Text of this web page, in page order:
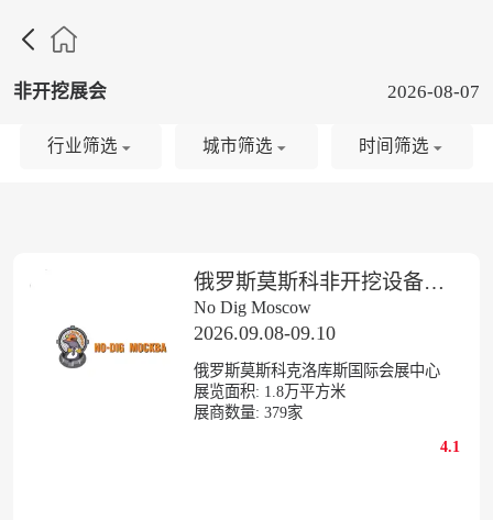

非开挖展会 2026-08-07
俄罗斯莫斯科非开挖设备展览会
No Dig Moscow
2026.09.08-09.10
俄罗斯莫斯科克洛库斯国际会展中心
展览面积: 1.8万平方米
展商数量: 379家
4.1
行业筛选 城市筛选 时间筛选